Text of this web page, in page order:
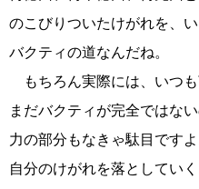
のこびりついたけがれを、
バクティの道なんだね。
もちろん実際には、いつ
まだバクティが完全ではな
力の部分もなきゃ駄目です
自分のけがれを落としてい